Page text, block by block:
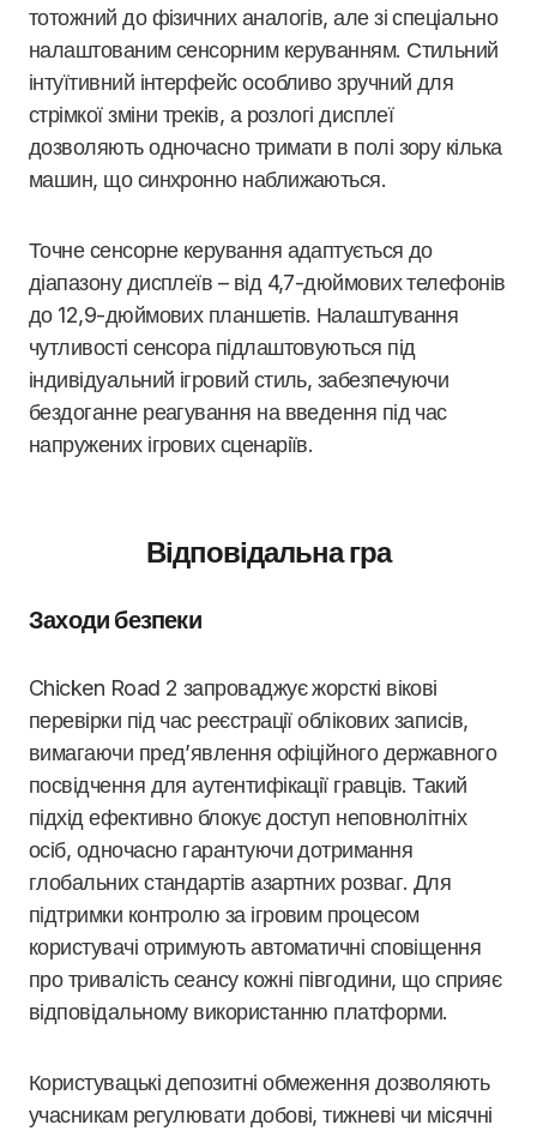
тотожний до фізичних аналогів, але зі спеціально
налаштованим сенсорним керуванням. Стильний
інтуїтивний інтерфейс особливо зручний для
стрімкої зміни треків, а розлогі дисплеї
дозволяють одночасно тримати в полі зору кілька
машин, що синхронно наближаються.
Точне сенсорне керування адаптується до
діапазону дисплеїв – від 4,7-дюймових телефонів
до 12,9-дюймових планшетів. Налаштування
чутливості сенсора підлаштовуються під
індивідуальний ігровий стиль, забезпечуючи
бездоганне реагування на введення під час
напружених ігрових сценаріїв.
Відповідальна гра
Заходи безпеки
Chicken Road 2 запроваджує жорсткі вікові
перевірки під час реєстрації облікових записів,
вимагаючи пред’явлення офіційного державного
посвідчення для аутентифікації гравців. Такий
підхід ефективно блокує доступ неповнолітніх
осіб, одночасно гарантуючи дотримання
глобальних стандартів азартних розваг. Для
підтримки контролю за ігровим процесом
користувачі отримують автоматичні сповіщення
про тривалість сеансу кожні півгодини, що сприяє
відповідальному використанню платформи.
Користувацькі депозитні обмеження дозволяють
учасникам регулювати добові, тижневі чи місячні